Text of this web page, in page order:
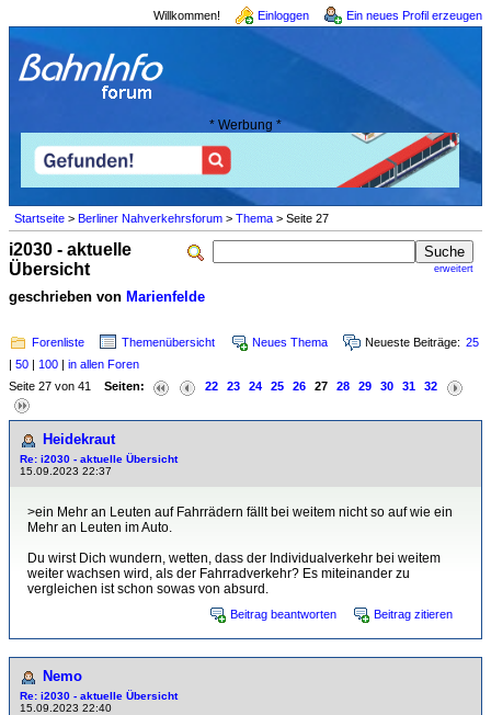
Willkommen! Einloggen Ein neues Profil erzeugen
* Werbung *
Startseite > Berliner Nahverkehrsforum > Thema > Seite 27
erweitert
i2030 - aktuelle
Übersicht
geschrieben von Marienfelde
Forenliste Themenübersicht Neues Thema Neueste Beiträge: 25
| 50 | 100 | in allen Foren
Seite 27 von 41 Seiten: 22 23 24 25 26 27 28 29 30 31 32
Heidekraut
Re: i2030 - aktuelle Übersicht
15.09.2023 22:37
>ein Mehr an Leuten auf Fahrrädern fällt bei weitem nicht so auf wie ein
Mehr an Leuten im Auto.
Du wirst Dich wundern, wetten, dass der Individualverkehr bei weitem
weiter wachsen wird, als der Fahrradverkehr? Es miteinander zu
vergleichen ist schon sowas von absurd.
Beitrag beantworten Beitrag zitieren
Nemo
Re: i2030 - aktuelle Übersicht
15.09.2023 22:40